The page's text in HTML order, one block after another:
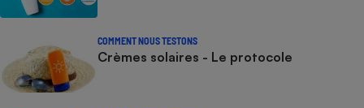
COMMENT NOUS TESTONS
Crèmes solaires - Le protocole